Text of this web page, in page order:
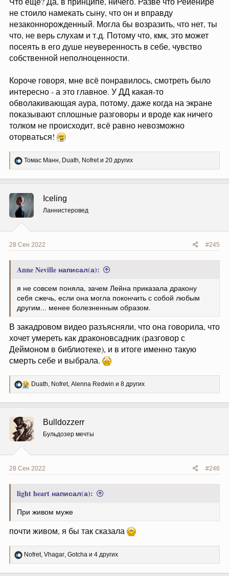
не стоило намекать сыну, что он и вправду
незаконнорожденный. Могла бы возразить, что нет, ты
что, не верь слухам и т.д. Потому что, кмк, это может
посеять в его душе неуверенность в себе, чувство
собственной неполноценности.
Короче говоря, мне всё понравилось, смотреть было
интересно - а это главное. У ДД какая-то
обволакивающая аура, потому, даже когда на экране
показывают сплошные разговоры и вроде как ничего
толком не происходит, всё равно невозможно
оторваться!
Р
е
ц
и
и
:
Томас Манн, Duath, Nofretи 20 других
Iceling
Ланнистеровед
28 Сен 2022 #245
Anne Neville написал(а):
я не совсем поняла, зачем Лейна приказала дракону
себя сжечь, если она могла покончить с собой любым
другим... менее болезненным образом.
В закадровом видео разъясняли, что она говорила, что
хочет умереть как драконовсадник (разговор с
Деймоном в библиотеке), и в итоге именно такую
смерть себе и выбрала.
Р
е
ц
и
и
:
Duath, Nofret, Alenna Redwin и 8 других
Bulldozzerr
Бульдозер мечты
28 Сен 2022 #246
light heart написал(а):
При живом муже
почти живом, я бы так сказала
Р
е
Nofret, Vhagar, Gotcha и 4 других